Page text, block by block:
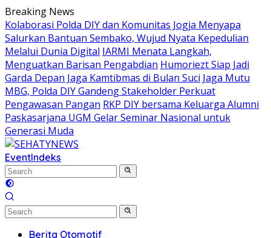
Skip
to
content
Breaking News
Kolaborasi Polda DIY dan Komunitas Jogja Menyapa
Salurkan Bantuan Sembako, Wujud Nyata Kepedulian
Melalui Dunia Digital IARMI Menata Langkah,
Menguatkan Barisan Pengabdian Humoriezt Siap Jadi
Garda Depan Jaga Kamtibmas di Bulan Suci Jaga Mutu
MBG, Polda DIY Gandeng Stakeholder Perkuat
Pengawasan Pangan RKP DIY bersama Keluarga Alumni
Paskasarjana UGM Gelar Seminar Nasional untuk
Generasi Muda
EventIndeks
Berita Otomotif